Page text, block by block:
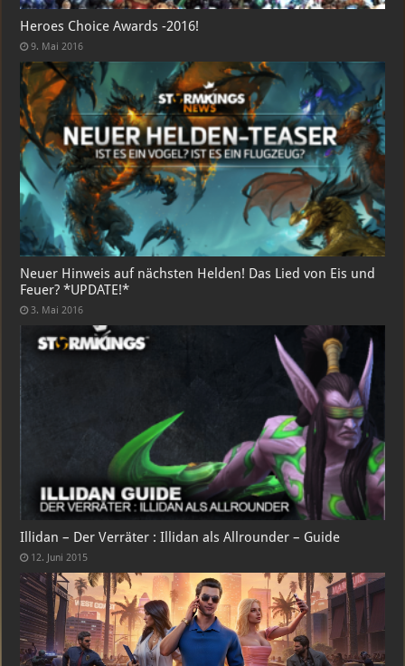
Heroes Choice Awards -2016!
9. Mai 2016
Neuer Hinweis auf nächsten Helden! Das Lied von Eis und
Feuer? *UPDATE!*
3. Mai 2016
Illidan – Der Verräter : Illidan als Allrounder – Guide
12. Juni 2015